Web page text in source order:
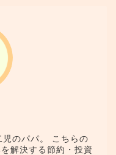
のパパ。 こちらの
解決する節約・投資